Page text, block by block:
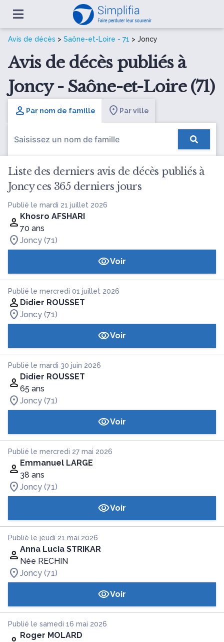
Avis de décès > Saône-et-Loire - 71 > Joncy
Avis de décès publiés à
Joncy - Saône-et-Loire (71)
Par nom de famille Par ville
Liste des derniers avis de décès publiés à
Joncy ces 365 derniers jours
Publié le mardi 21 juillet 2026
Khosro AFSHARI
70 ans
Joncy (71)
Voir
Publié le mercredi 01 juillet 2026
Didier ROUSSET
Joncy (71)
Voir
Publié le mardi 30 juin 2026
Didier ROUSSET
65 ans
Joncy (71)
Voir
Publié le mercredi 27 mai 2026
Emmanuel LARGE
38 ans
Joncy (71)
Voir
Publié le jeudi 21 mai 2026
Anna Lucia STRIKAR
Née RECHIN
Joncy (71)
Voir
Publié le samedi 16 mai 2026
Roger MOLARD